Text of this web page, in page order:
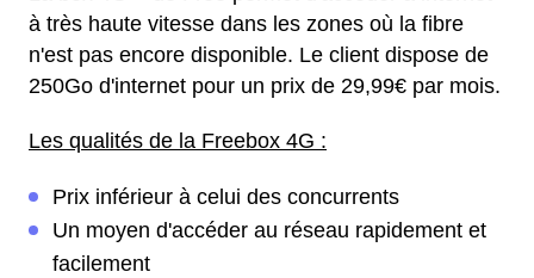
à très haute vitesse dans les zones où la fibre
n'est pas encore disponible. Le client dispose de
250Go d'internet pour un prix de 29,99€ par mois.
Les qualités de la Freebox 4G :
Prix inférieur à celui des concurrents
Un moyen d'accéder au réseau rapidement et
facilement